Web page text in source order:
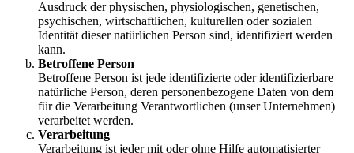
Ausdruck der physischen, physiologischen, genetischen,
psychischen, wirtschaftlichen, kulturellen oder sozialen
Identität dieser natürlichen Person sind, identifiziert werden
kann.
Betroffene Person
Betroffene Person ist jede identifizierte oder identifizierbare
natürliche Person, deren personenbezogene Daten von dem
für die Verarbeitung Verantwortlichen (unser Unternehmen)
verarbeitet werden.
Verarbeitung
Verarbeitung ist jeder mit oder ohne Hilfe automatisierter